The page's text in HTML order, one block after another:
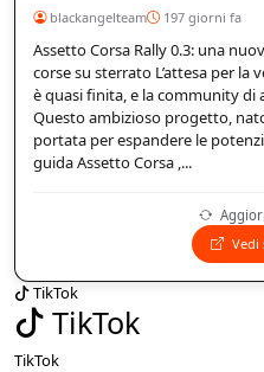
blackangelteam 197 giorni fa
Assetto Corsa Rally 0.3: una
corse su sterrato L’attesa per la
è quasi finita, e la community di
Questo ambizioso progetto,
portata per espandere le
guida Assetto Corsa ,...
Vedi
TikTok
TikTok
TikTok